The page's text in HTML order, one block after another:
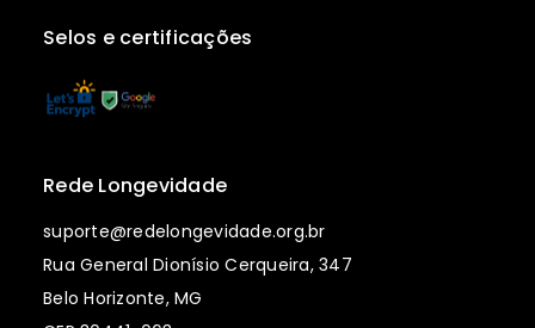
Selos e certificações
Rede Longevidade
suporte@redelongevidade.org.br
Rua General Dionísio Cerqueira, 347
Belo Horizonte, MG